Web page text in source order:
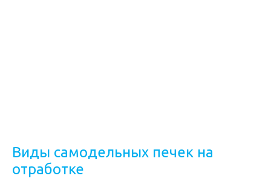
Виды самодельных печек на
отработке